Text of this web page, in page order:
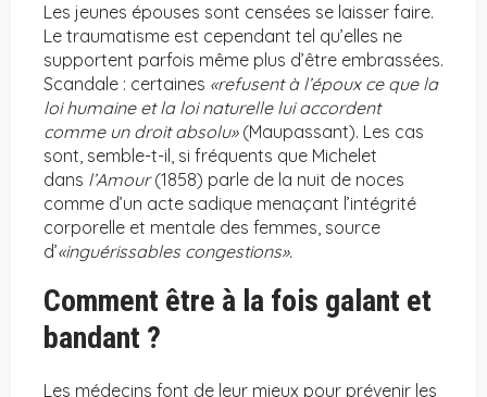
Les jeunes épouses sont censées se laisser faire.
Le traumatisme est cependant tel qu’elles ne
supportent parfois même plus d’être embrassées.
Scandale : certaines «refusent à l’époux ce que la
loi humaine et la loi naturelle lui accordent
comme un droit absolu»(Maupassant). Les cas
sont, semble-t-il, si fréquents que Michelet
dans l’Amour(1858) parle de la nuit de noces
comme d’un acte sadique menaçant l’intégrité
corporelle et mentale des femmes, source
d’«inguérissables congestions».
Comment être à la fois galant et
bandant ?
Les médecins font de leur mieux pour prévenir les